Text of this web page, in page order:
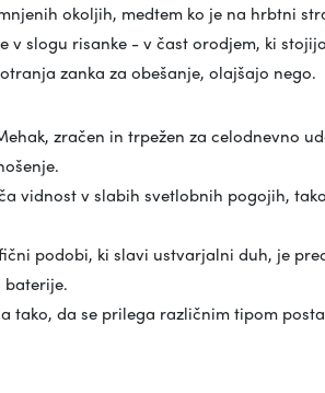
okoljih, medtem ko je na hrbtni
slogu risanke - v čast orodjem, ki
zanka za obešanje, olajšajo nego.
zračen in trpežen za celodnevno
vidnost v slabih svetlobnih pogojih,
podobi, ki slavi ustvarjalni duh, je
tako, da se prilega različnim tipom